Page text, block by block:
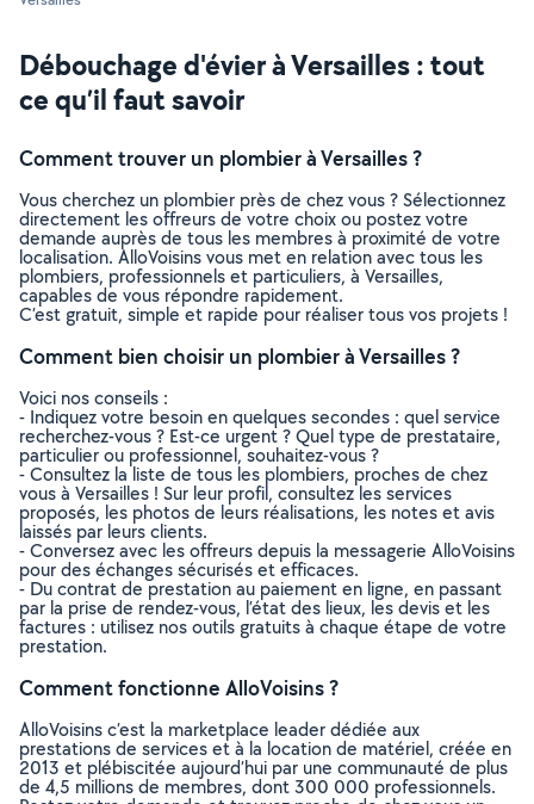
Débouchage d'évier à Versailles : tout
ce qu’il faut savoir
Comment trouver un plombier à Versailles ?
Vous cherchez un plombier près de chez vous ? Sélectionnez
directement les offreurs de votre choix ou postez votre
demande auprès de tous les membres à proximité de votre
localisation. AlloVoisins vous met en relation avec tous les
plombiers, professionnels et particuliers, à Versailles,
capables de vous répondre rapidement.
C’est gratuit, simple et rapide pour réaliser tous vos projets !
Comment bien choisir un plombier à Versailles ?
Voici nos conseils :
- Indiquez votre besoin en quelques secondes : quel service
recherchez-vous ? Est-ce urgent ? Quel type de prestataire,
particulier ou professionnel, souhaitez-vous ?
- Consultez la liste de tous les plombiers, proches de chez
vous à Versailles ! Sur leur profil, consultez les services
proposés, les photos de leurs réalisations, les notes et avis
laissés par leurs clients.
- Conversez avec les offreurs depuis la messagerie AlloVoisins
pour des échanges sécurisés et efficaces.
- Du contrat de prestation au paiement en ligne, en passant
par la prise de rendez-vous, l’état des lieux, les devis et les
factures : utilisez nos outils gratuits à chaque étape de votre
prestation.
Comment fonctionne AlloVoisins ?
AlloVoisins c’est la marketplace leader dédiée aux
prestations de services et à la location de matériel, créée en
2013 et plébiscitée aujourd’hui par une communauté de plus
de 4,5 millions de membres, dont 300 000 professionnels.